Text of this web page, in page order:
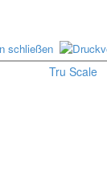
Tru Scale